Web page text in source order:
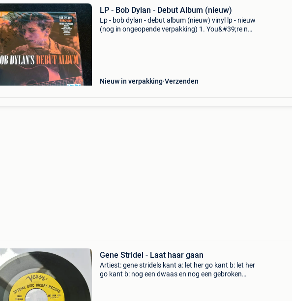
LP - Bob Dylan - Debut Album (nieuw)
Lp - bob dylan - debut album (nieuw) vinyl lp - nieuw
(nog in ongeopende verpakking) 1. You&#39;re no
Nieuw in verpakking Verzenden
Gene Stridel - Laat haar gaan
Artiest: gene stridels kant a: let her go kant b: let her
go kant b: nog een dwaas en nog een gebroken